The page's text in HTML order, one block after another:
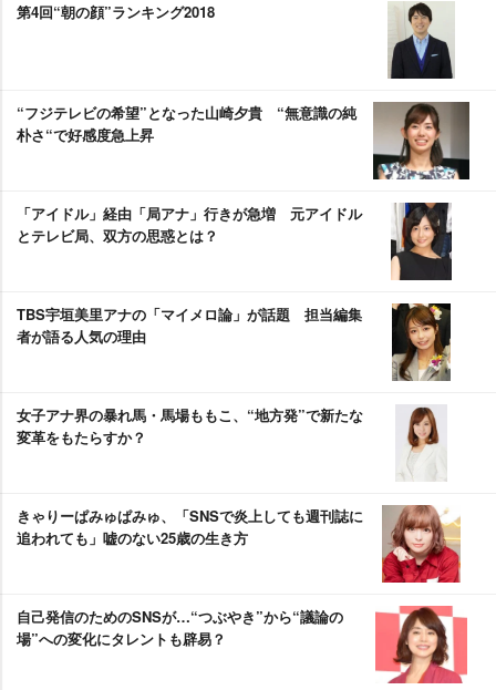
第4回“朝の顔”ランキング2018
“フジテレビの希望”となった山崎夕貴 “無意識の純
朴さ“で好感度急上昇
「アイドル」経由「局アナ」行きが急増 元アイドル
とテレビ局、双方の思惑とは？
TBS宇垣美里アナの「マイメロ論」が話題 担当編集
者が語る人気の理由
女子アナ界の暴れ馬・馬場ももこ、“地方発”で新たな
変革をもたらすか？
きゃりーぱみゅぱみゅ、「SNSで炎上しても週刊誌に
追われても」嘘のない25歳の生き方
自己発信のためのSNSが…“つぶやき”から“議論の
場”への変化にタレントも辟易？